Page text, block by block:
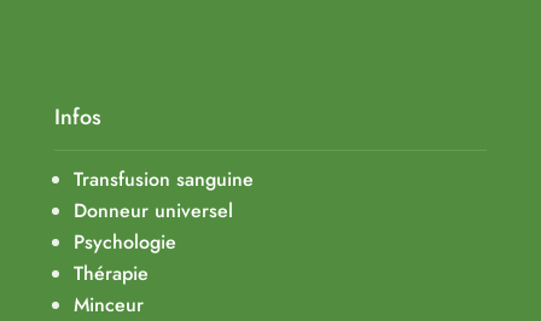
Infos
Transfusion sanguine
Donneur universel
Psychologie
Thérapie
Minceur